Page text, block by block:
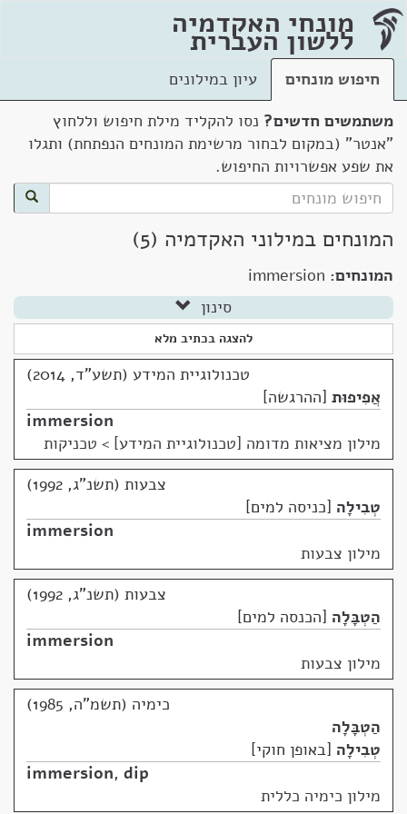
מונחי האקדמיה
ללשון העברית
חיפוש מונחים
עיון במילונים
משתמשים חדשים? נסו להקליד מילת חיפוש וללחוץ
"אנטר" (במקום לבחור מרשימת המונחים הנפתחת) ותגלו
את שפע אפשרויות החיפוש.
המונחים במילוני האקדמיה (5)
המונחים: immersion
סינון
להצגה בכתיב מלא
טכנולוגיית המידע (תשע"ד, 2014)
אֲפִיפוּת ההרגשה
immersion
מילון מציאות מדומה [טכנולוגיית המידע] > טכניקות
צבעות (תשנ"ג, 1992)
טְבִילָה כניסה למים
immersion
מילון צבעות
צבעות (תשנ"ג, 1992)
הַטְבָּלָה הכנסה למים
immersion
מילון צבעות
כימיה (תשמ"ה, 1985)
הַטְבָּלָה
טְבִילָה באופן חוקי
immersion, dip
מילון כימיה כללית